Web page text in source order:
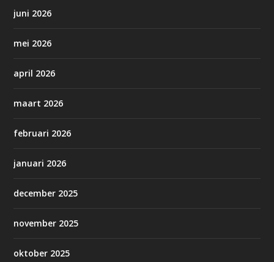
juni 2026
mei 2026
april 2026
maart 2026
februari 2026
januari 2026
december 2025
november 2025
oktober 2025